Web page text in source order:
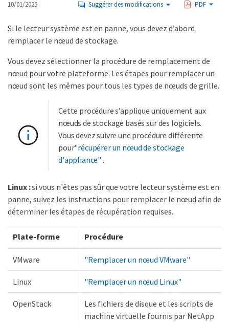
10/01/2025 Suggérer des modifications PDF
Si le lecteur système est en panne, vous devez d’abord
remplacer le nœud de stockage.
Vous devez sélectionner la procédure de remplacement de
nœud pour votre plateforme. Les étapes pour remplacer un
nœud sont les mêmes pour tous les types de nœuds de grille.
Cette procédure s’applique uniquement aux
nœuds de stockage basés sur des logiciels.
Vous devez suivre une procédure différente
pour"récupérer un nœud de stockage
d'appliance" .
Linux :si vous n'êtes pas sûr que votre lecteur système est en
panne, suivez les instructions pour remplacer le nœud afin de
déterminer les étapes de récupération requises.
Plate-forme Procédure
VMware "Remplacer un nœud VMware"
Linux "Remplacer un nœud Linux"
OpenStack
Les fichiers de disque et les scripts de
machine virtuelle fournis par NetApp